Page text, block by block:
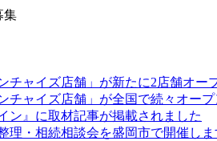
集
チャイズ店舗」が新たに2店舗オー
チャイズ店舗」が全国で続々オープ
ン』に取材記事が掲載されました
理・相続相談会を盛岡市で開催しま